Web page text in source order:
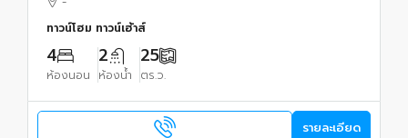
ทาวน์โฮม ทาวน์เฮ้าส์
4
ห้องนอน
2
ห้องน้ำ
25
ตร.ว.
รายละเอียด